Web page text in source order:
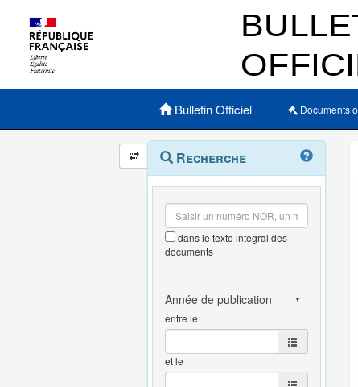
Menu principal
Bulletin Officiel Documents
Navigation
et
outils
annexes
Menu
contextuel
Recherche
dans le texte intégral des
documents
entre le
et le